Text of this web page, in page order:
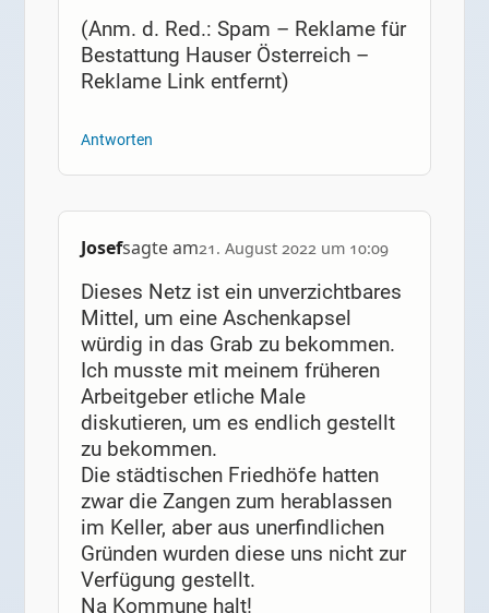
(Anm. d. Red.: Spam – Reklame für
Bestattung Hauser Österreich –
Reklame Link entfernt)
Antworten
Josefsagte am21. August 2022 um 10:09
Dieses Netz ist ein unverzichtbares
Mittel, um eine Aschenkapsel
würdig in das Grab zu bekommen.
Ich musste mit meinem früheren
Arbeitgeber etliche Male
diskutieren, um es endlich gestellt
zu bekommen.
Die städtischen Friedhöfe hatten
zwar die Zangen zum herablassen
im Keller, aber aus unerfindlichen
Gründen wurden diese uns nicht zur
Verfügung gestellt.
Na Kommune halt!